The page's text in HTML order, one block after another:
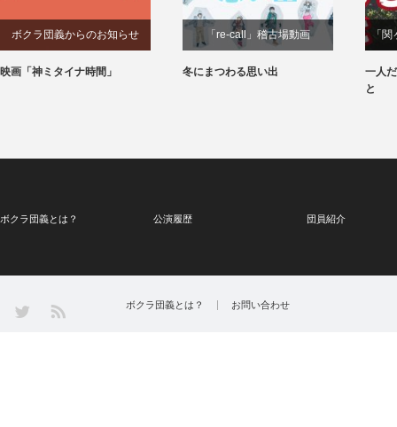
「re-call」稽古場動画
冬にまつわる思い出
「関ヶ原で⼀⼈」稽古場動画
一人だと、ついやってしまうこ
「遠
今ま
こと
ボクラ団義とは？ 公演履歴 団員紹介
Twitter ボクラ団義とは？ お問い合わせ